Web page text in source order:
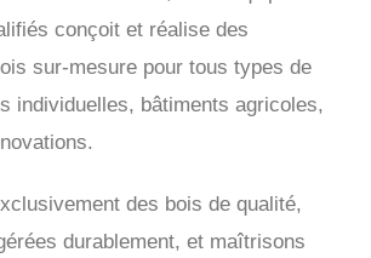
conçoit et réalise des
sur-mesure pour tous types de
individuelles, bâtiments agricoles,
des bois de qualité,
durablement, et maîtrisons